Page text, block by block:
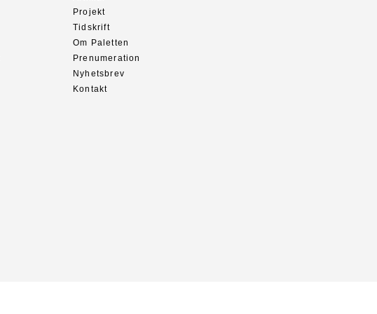
Projekt
Tidskrift
Om Paletten
Prenumeration
Nyhetsbrev
Kontakt